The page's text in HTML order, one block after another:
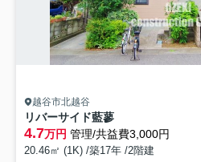
越谷市北越谷
リバーサイド藍蓼
4.7万円 管理/共益費3,000円
20.46㎡ (1K) /築17年 /2階建